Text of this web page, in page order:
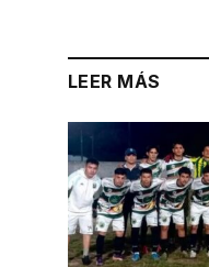
LEER MÁS